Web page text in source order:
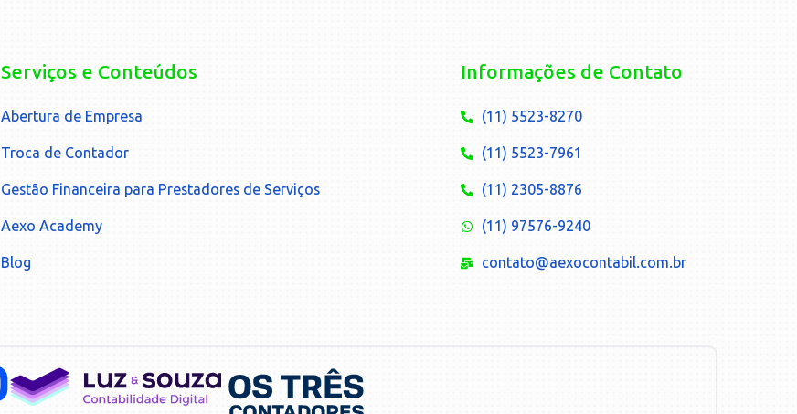
Serviços e Conteúdos
Abertura de Empresa
Troca de Contador
Gestão Financeira para Prestadores de Serviços
Aexo Academy
Blog
Informações de Contato
(11) 5523-8270
(11) 5523-7961
(11) 2305-8876
(11) 97576-9240
contato@aexocontabil.com.br